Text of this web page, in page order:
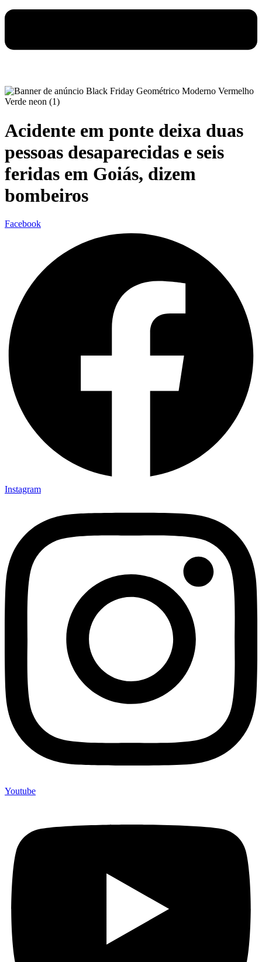
Acidente em ponte deixa duas
pessoas desaparecidas e seis
feridas em Goiás, dizem
bombeiros
Facebook
Instagram
Youtube